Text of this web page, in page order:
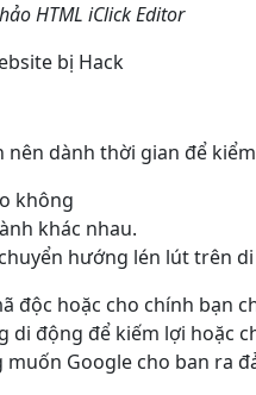
bị Hack
dành thời gian để
không
khác nhau.
hướng lén lút trên
hoặc cho chính bạn
động để kiếm lợi hoặc
Google cho ban ra